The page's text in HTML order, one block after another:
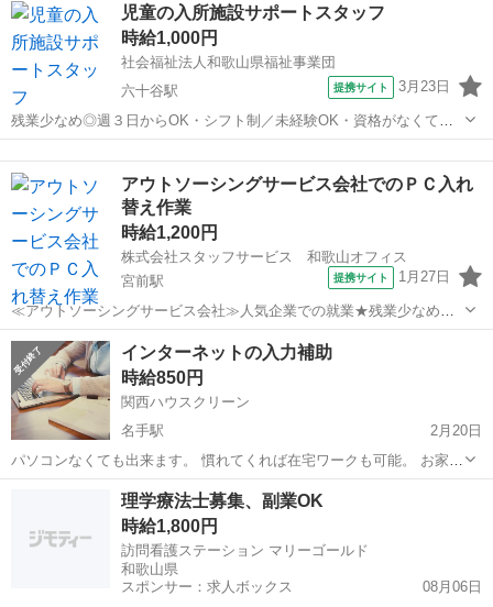
達（生活・療育）を行うことにより、 社会適応力を養い、自立・自
活・地域生活に 必要な知識と技...
児童の入所施設サポートスタッフ
時給1,000円
社会福祉法人和歌山県福祉事業団
六十谷駅
提携サイト 3月23日
残業少なめ◎週３日からOK・シフト制／未経験OK・資格がなくても
挑戦できるお仕事♪ 主に知的障がいのある児童の発達段階に 応じた発
達（生活・療育）を行うことにより、 社会適応力を養い、自立・自
活・地域生活に 必要な知識と技...アウトソーシングサービス会社でのＰＣ入れ
替え作業
時給1,200円
株式会社スタッフサービス 和歌山オフィス
宮前駅
提携サイト 1月27日
≪アウトソーシングサービス会社≫人気企業での就業★残業少なめで
無理なく働けます♪ 【お仕事の内容】新しいＰＣ入れ替え作業・
開梱・セットアップ・インストール・キッティング(マニュアルあり)、
完了後のＰＣの梱包、ＰＣ回収後...
和歌山 和歌山市 宮前駅 その他
インターネットの入力補助
時給850円
関西ハウスクリーン
名手駅
2月20日
パソコンなくても出来ます。 慣れてくれば在宅ワークも可能。 お家時
間を過ごしながら隙間でバイトできます。 試用期間あり。 パソコン等
長けている等能力によっては850〜1000円スタートも。 諸条件は面談
にて。 当社ホームペ...
紀の川市 名手駅 その他 隙間
理学療法士募集、副業OK
時給1,800円
訪問看護ステーション マリーゴールド
和歌山県
スポンサー：求人ボックス
08月06日